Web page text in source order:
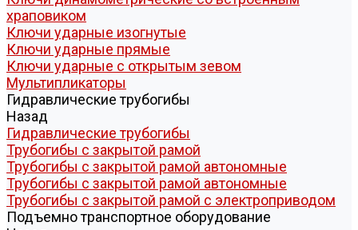
храповиком
Ключи ударные изогнутые
Ключи ударные прямые
Ключи ударные с открытым зевом
Мультипликаторы
Гидравлические трубогибы
Назад
Гидравлические трубогибы
Трубогибы с закрытой рамой
Трубогибы с закрытой рамой автономные
Трубогибы с закрытой рамой автономные
Трубогибы с закрытой рамой с электроприводом
Подъемно транспортное оборудование